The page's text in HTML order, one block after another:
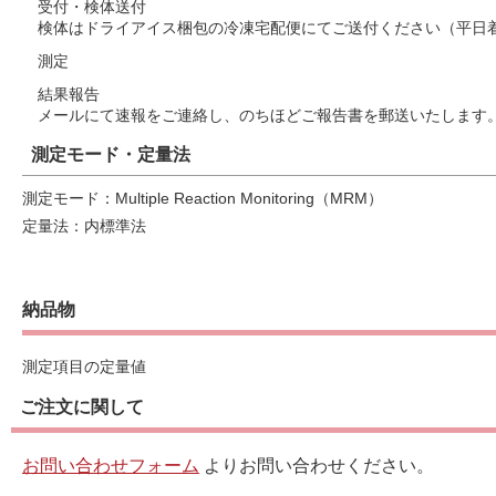
受付・検体送付
検体はドライアイス梱包の冷凍宅配便にてご送付ください（平日
測定
結果報告
メールにて速報をご連絡し、のちほどご報告書を郵送いたします。
測定モード・定量法
測定モード：Multiple Reaction Monitoring（MRM）
定量法：内標準法
納品物
測定項目の定量値
ご注文に関して
お問い合わせフォーム よりお問い合わせください。